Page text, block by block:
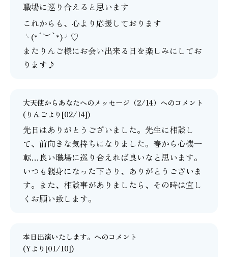
職場に巡り合えると思います
これからも、心より応援しております
╰(*´︶`*)╯♡
またりんご様にお会い出来る日を楽しみにしてお
ります♪
大天使からあなたへのメッセージ（2/14） へのコメント
(りんごより[02/14])
先日はありがとうございました。先生に相談し
て、前向きな気持ちになりました。春から心機一
転…良い職場に巡り合えれば良いなと思います。
いつも親身になった下さり、ありがとうございま
す。また、相談事がありましたら、その時は宜し
くお願い致します。
本日出演いたします。 へのコメント
(Yより[01/10])